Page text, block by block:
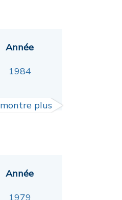
Année
1984
montre plus
Année
1979